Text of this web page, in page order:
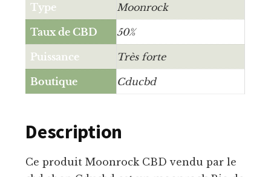
Type Moonrock
Taux de CBD 50%
Puissance Très forte
Boutique Cducbd
Description
Ce produit Moonrock CBD vendu par le